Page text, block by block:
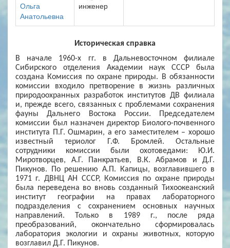
Ольга
Анатольевна
инженер
Историческая справка
В начале 1960-х гг. в Дальневосточном филиале
Сибирского отделения Академии наук СССР была
создана Комиссия по охране природы. В обязанности
комиссии входило претворение в жизнь различных
природоохранных разработок институтов ДВ филиала
и, прежде всего, связанных с проблемами сохранения
фауны Дальнего Востока России. Председателем
комиссии был назначен директор Биолого-почвенного
института П.Г. Ошмарин, а его заместителем – хорошо
известный териолог Г.Ф. Бромлей. Остальные
сотрудники комиссии были охотоведами: Ю.И.
Миротворцев, А.Г. Панкратьев, В.К. Абрамов и Д.Г.
Пикунов. По решению А.П. Капицы, возглавившего в
1971 г. ДВНЦ АН СССР, Комиссия по охране природы
была переведена во вновь созданный Тихоокеанский
институт географии на правах лабораторного
подразделения с сохранением основных научных
направлений. Только в 1989 г., после ряда
преобразований, окончательно сформировалась
лаборатория экологии и охраны животных, которую
возглавил Д.Г. Пикунов.